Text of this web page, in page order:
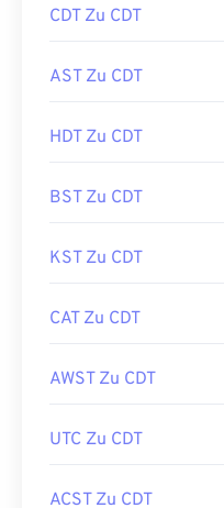
CDT Zu CDT
AST Zu CDT
HDT Zu CDT
BST Zu CDT
KST Zu CDT
CAT Zu CDT
AWST Zu CDT
UTC Zu CDT
ACST Zu CDT